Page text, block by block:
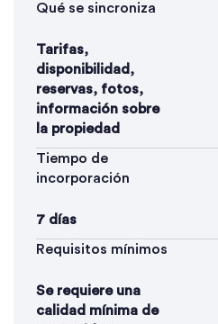
Qué se sincroniza
Tarifas,
disponibilidad,
reservas, fotos,
información sobre
la propiedad
Tiempo de
incorporación
7 días
Requisitos mínimos
Se requiere una
calidad mínima de